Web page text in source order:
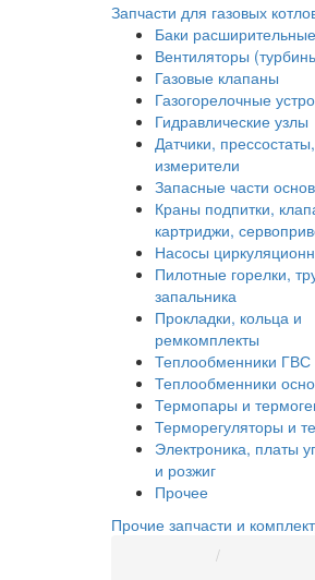
Запчасти для газовых
Баки расширительные
Вентиляторы
Газовые клапаны
Газогорелочные
Гидравлические узлы
Датчики,
измерители
Запасные части
Краны подпитки,
картриджи,
Насосы
Пилотные горелки,
запальника
Прокладки, кольца и
ремкомплекты
Теплообменники ГВС
Теплообменники
Термопары и
Терморегуляторы и
Электроника, платы
и розжиг
Прочее
Прочие запчасти и